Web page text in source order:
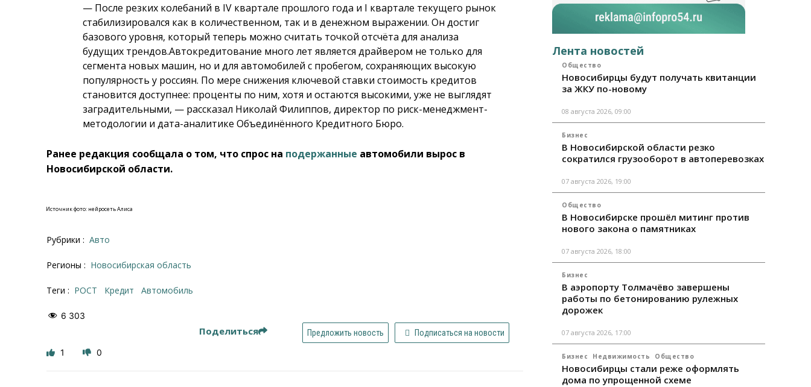
— После резких колебаний в IV квартале прошлого года и I квартале текущего рынок
стабилизировался как в количественном, так и в денежном выражении. Он достиг
базового уровня, который теперь можно считать точкой отсчёта для анализа
будущих трендов.Автокредитование много лет является драйвером не только для
сегмента новых машин, но и для автомобилей с пробегом, сохраняющих высокую
популярность у россиян. По мере снижения ключевой ставки стоимость кредитов
становится доступнее: проценты по ним, хотя и остаются высокими, уже не выглядят
заградительными, — рассказал Николай Филиппов, директор по риск-менеджмент-
методологии и дата-аналитике Объединённого Кредитного Бюро.
Ранее редакция сообщала о том, что спрос на подержанные автомобили вырос в
Новосибирской области.
Источник фото: нейросеть Алиса
Рубрики : Авто
Регионы : Новосибирская область
Теги : РОСТ кредит автомобиль
6 303
Поделиться Предложить новость Подписаться на новости
1 0
Лента новостей
Общество
Новосибирцы будут получать квитанции
за ЖКУ по-новому
08 августа 2026, 09:00
Бизнес
В Новосибирской области резко
сократился грузооборот в автоперевозках
07 августа 2026, 19:00
Общество
В Новосибирске прошёл митинг против
нового закона о памятниках
07 августа 2026, 18:00
Бизнес
В аэропорту Толмачёво завершены
работы по бетонированию рулежных
дорожек
07 августа 2026, 17:00
Бизнес Недвижимость Общество
Новосибирцы стали реже оформлять
дома по упрощенной схеме